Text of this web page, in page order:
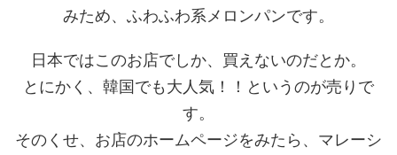
みため、ふわふわ系メロンパンです。
日本ではこのお店でしか、買えないのだとか。
とにかく、韓国でも大人気！！というのが売りで
す。
そのくせ、お店のホームページをみたら、マレーシ